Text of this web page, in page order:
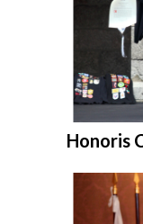
Entrar
Honoris